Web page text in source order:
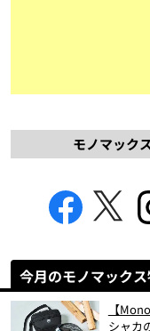
モノマック
今月のモノマック
【
シャカ